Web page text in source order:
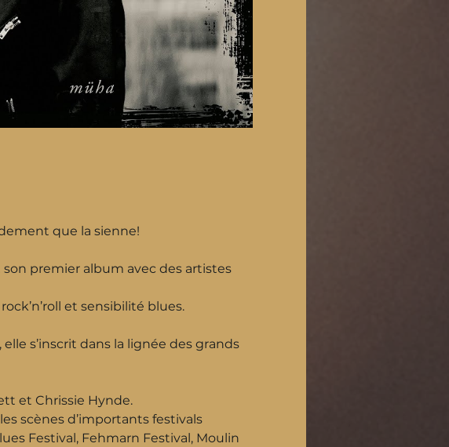
que la sienne!
premier album avec des artistes
et sensibilité blues.
s’inscrit dans la lignée des grands
et Chrissie Hynde.
scènes d’importants festivals
Festival, Fehmarn Festival, Moulin